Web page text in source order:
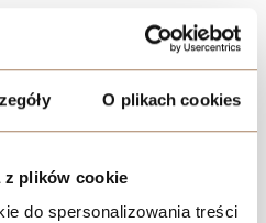
O plikach cookies
z plików cookie
do spersonalizowania treści
w sercu Katowic – stworzone z
wyjątkowego miejsca do życia.
przestronne wnętrza i
że to idealna przestrzeń dla